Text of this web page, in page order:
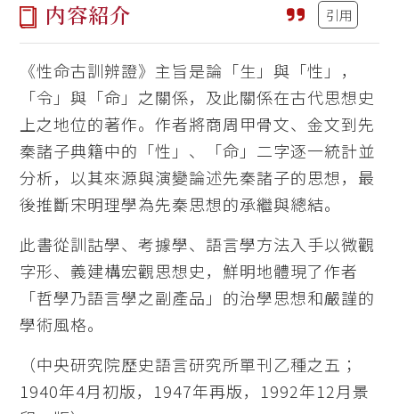
内容紹介 引用
《性命古訓辨證》主旨是論「生」與「性」，
「令」與「命」之關係，及此關係在古代思想史
上之地位的著作。作者將商周甲骨文、金文到先
秦諸子典籍中的「性」、「命」二字逐一統計並
分析，以其來源與演變論述先秦諸子的思想，最
後推斷宋明理學為先秦思想的承繼與總結。
此書從訓詁學、考據學、語言學方法入手以微觀
字形、義建構宏觀思想史，鮮明地體現了作者
「哲學乃語言學之副產品」的治學思想和嚴謹的
學術風格。
（中央研究院歷史語言研究所單刊乙種之五；
1940年4月初版，1947年再版，1992年12月景